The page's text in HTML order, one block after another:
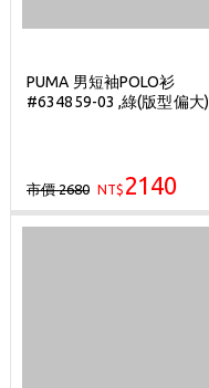
PUMA 男短袖POLO衫
#634859-03 ,綠(版型偏大)
市價 2680 NT$ 2140